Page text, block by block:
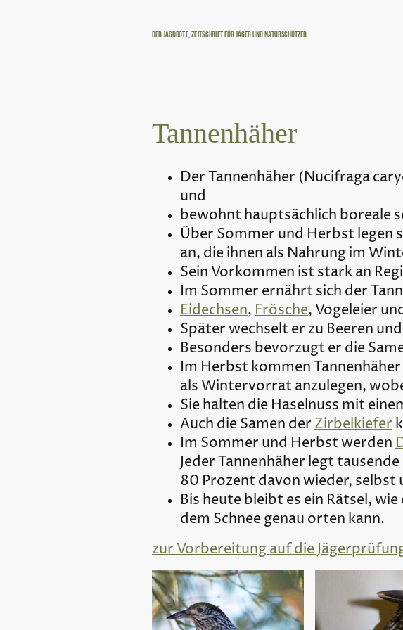
Der Jagdbote, Zeitschrift für Jäger und Naturschützer
Tannenhäher
Der Tannenhäher (Nucifraga
und
bewohnt hauptsächlich boreale
Über Sommer und Herbst legen
an, die ihnen als Nahrung im
Sein Vorkommen ist stark an
Im Sommer ernährt sich der
Eidechsen,Frösche, Vogeleier
Später wechselt er zu Beeren
Besonders bevorzugt er die
Im Herbst kommen
als Wintervorrat anzulegen,
Sie halten die Haselnuss mit
Auch die Samen derZirbelkiefer
Im Sommer und Herbst werden
Jeder Tannenhäher legt
80 Prozent davon wieder, selbst
Bis heute bleibt es ein Rätsel,
dem Schnee genau orten kann.
zur Vorbereitung auf die